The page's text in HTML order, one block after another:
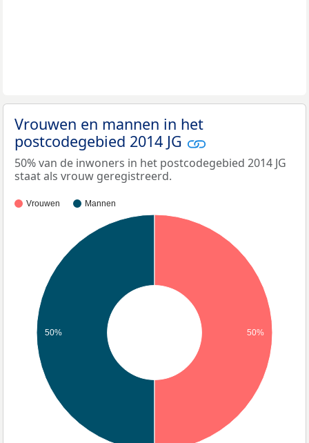
Vrouwen en mannen in het
postcodegebied 2014 JG
50% van de inwoners in het postcodegebied 2014 JG
staat als vrouw geregistreerd.
Vrouwen Mannen
50% 50%